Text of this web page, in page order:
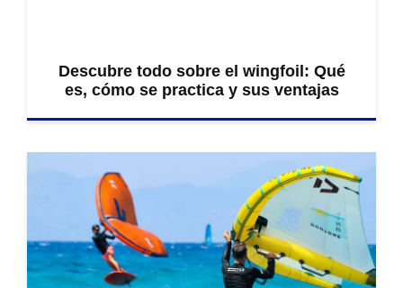
Descubre todo sobre el wingfoil: Qué
es, cómo se practica y sus ventajas